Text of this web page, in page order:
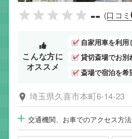
-- (口コミ
こんな方に
オススメ
自家用車を利用
貸切斎場でお別
斎場で宿泊を希
埼玉県久喜市本町6-14-23
交通機関、お車でのアクセス方